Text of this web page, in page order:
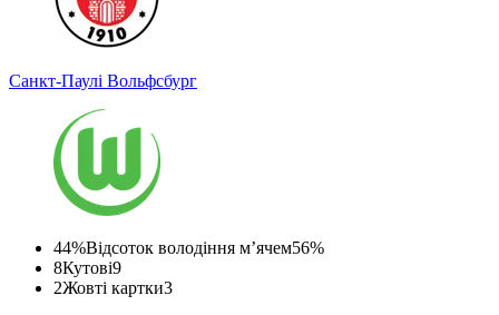
Санкт-Паулі Вольфсбург
44%Відсоток володіння м’ячем56%
8Кутові9
2Жовті картки3